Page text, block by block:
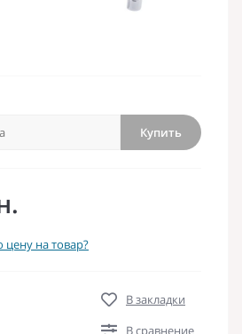
Купить
на товар?
В закладки
В сравнение